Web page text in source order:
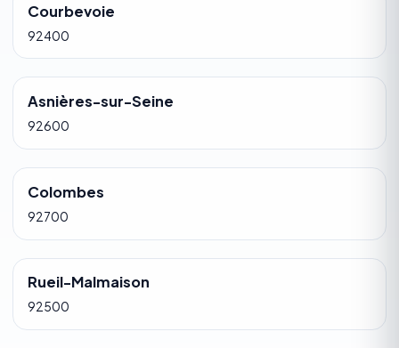
Courbevoie
92400
Asnières-sur-Seine
92600
Colombes
92700
Rueil-Malmaison
92500